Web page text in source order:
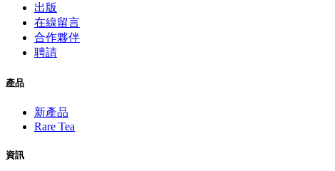
出版
在線留言
合作夥伴
聘請
產品
新產品
Rare Tea
資訊